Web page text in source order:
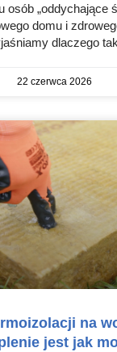
osób „oddychające
domu i
dlaczego
22 czerwca 2026
na
jest jak